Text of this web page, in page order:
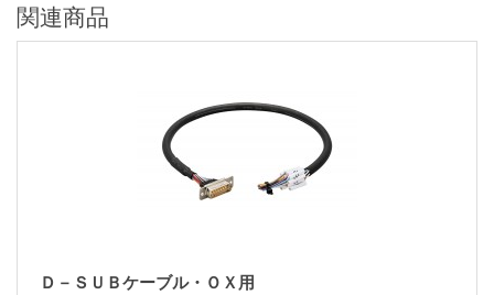
関連商品
Ｄ－ＳＵＢケーブル・ＯＸ用